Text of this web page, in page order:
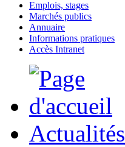
Emplois, stages
Marchés publics
Annuaire
Informations pratiques
Accès Intranet
Actualités